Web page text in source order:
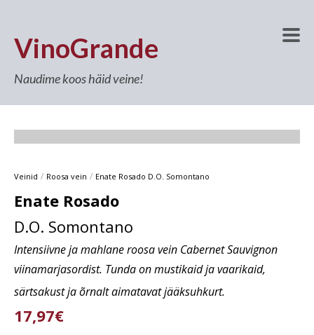
VinoGrande
Naudime koos häid veine!
Veinid / Roosa vein / Enate Rosado D.O. Somontano
Enate Rosado
D.O. Somontano
Intensiivne ja mahlane roosa vein Cabernet Sauvignon
viinamarjasordist. Tunda on mustikaid ja vaarikaid,
särtsakust ja õrnalt aimatavat jääksuhkurt.
17,97€